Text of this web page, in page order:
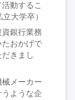
動するこ
大学卒）
銀行業務
おかげで
きまし
メーカー
ような企